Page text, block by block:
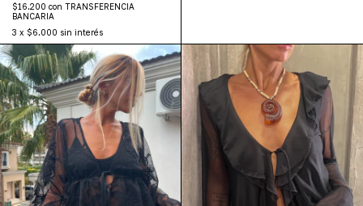
$16.200 con TRANSFERENCIA
BANCARIA
3 x $6.000 sin interés